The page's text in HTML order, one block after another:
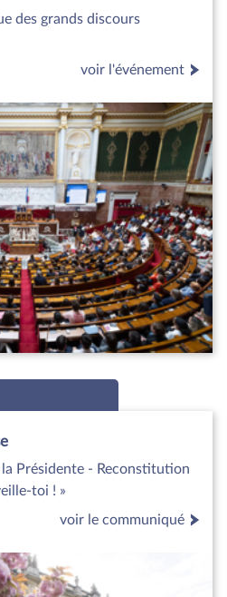
des grands discours
voir l'événement
Présidente - Reconstitution
toi ! »
voir le communiqué